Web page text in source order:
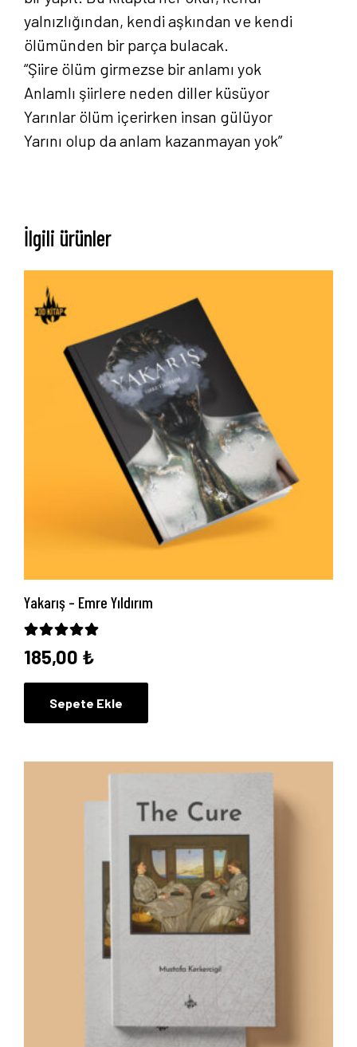
Anasayfa
Hakkımızda
Yayın Paketlerimiz
Yayınlarımız
yalnızlığından, kendi aşkından ve kendi
ölümünden bir parça bulacak.
“Şiire ölüm girmezse bir anlamı yok
Anlamlı şiirlere neden diller küsüyor
Yarınlar ölüm içerirken insan gülüyor
Yarını olup da anlam kazanmayan yok”
İlgili ürünler
Yakarış – Emre Yıldırım
185,00 ₺
Sepete Ekle